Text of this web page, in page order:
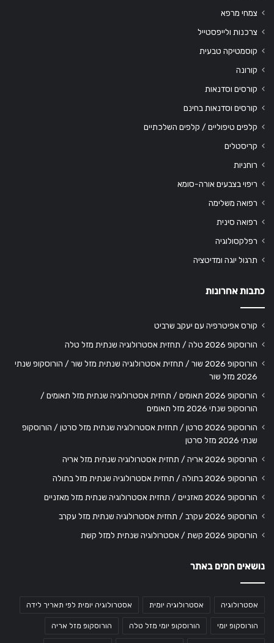
צמחי מרפא
צרכנות ולייפסטייל
קוסמטיקה טבעית
קורונה
קורסים וסדנאות
קורסים וסדנאות בחינם
קלפים טיפוליים / קלפים השלכתיים
קריסטלים
רוחניות
ריפוי בצבעים אורה-סומא
רפואה משלימה
רפואה סינית
רפלקסולוגיה
תרגול יוגה ומדיטציה
כתבות אחרונות
קורס אפיטרפיה עם יעקב שרביט
הורוסקופ 2026 טלה / תחזית אסטרולוגיה שנתית מזל טלה
הורוסקופ 2026 שור / תחזית אסטרולוגיה שנתית מזל שור / הורוסקופ שנתי
2026 מזל שור
הורוסקופ 2026 תאומים / תחזית אסטרולוגיה שנתית מזל תאומים /
הורוסקופ שנתי 2026 מזל תאומים
הורוסקופ 2026 סרטן / תחזית אסטרולוגיה שנתית מזל סרטן / הורוסקופ
שנתי 2026 מזל סרטן
הורוסקופ 2026 אריה / תחזית אסטרולוגיה שנתית מזל אריה
הורוסקופ 2026 בתולה / תחזית אסטרולוגיה שנתית מזל בתולה
הורוסקופ 2026 מאזניים / תחזית אסטרולוגיה שנתית מזל מאזניים
הורוסקופ 2026 עקרב / תחזית אסטרולוגיה שנתית מזל עקרב
הורוסקופ 2026 קשת / אסטרולוגיה שנתית למזל קשת
נושאים חמים באתר
אסטרולוגיה אסטרולוגיה יומית אסטרולוגיה יומית לפי תאריך לידה
הורוסקופ יומי הורוסקופ יומי מזל טלה הורוסקופ מזל אריה